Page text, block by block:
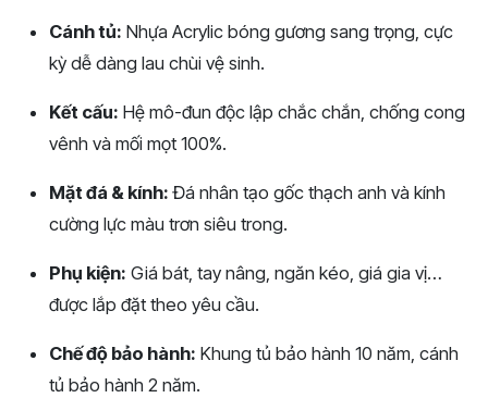
Cánh tủ: Nhựa Acrylic bóng gương sang trọng, cực
kỳ dễ dàng lau chùi vệ sinh.
Kết cấu: Hệ mô-đun độc lập chắc chắn, chống cong
vênh và mối mọt 100%.
Mặt đá & kính: Đá nhân tạo gốc thạch anh và kính
cường lực màu trơn siêu trong.
Phụ kiện: Giá bát, tay nâng, ngăn kéo, giá gia vị…
được lắp đặt theo yêu cầu.
Chế độ bảo hành: Khung tủ bảo hành 10 năm, cánh
tủ bảo hành 2 năm.